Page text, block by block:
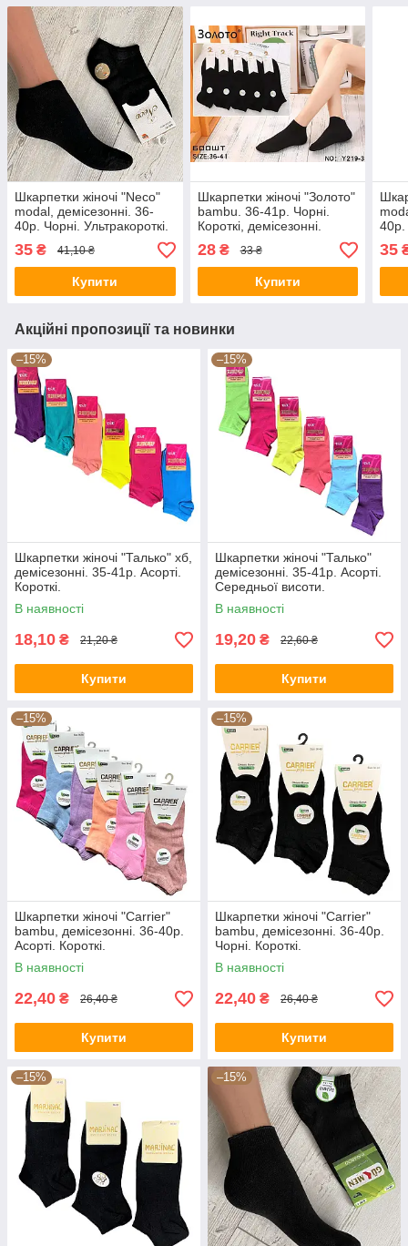
Шкарпетки жіночі "Neco"
modal, демісезонні. 36-
40р. Чорні. Ультракороткі.
35 ₴ 41,10 ₴
Купити
Шкарпетки жіночі "Золото"
bambu. 36-41р. Чорні.
Короткі, демісезонні.
(Y219-3)
28₴ 33 ₴
Купити
40р.
35
Акційні пропозиції та новинки
–15%
Шкарпетки жіночі "Талько" хб,
демісезонні. 35-41р. Асорті.
Короткі.
В наявності
18,10 ₴ 21,20 ₴
Купити
–15%
Шкарпетки жіночі "Талько"
демісезонні. 35-41р. Асорті.
Середньої висоти.
В наявності
19,20 ₴ 22,60 ₴
Купити
–15%
Шкарпетки жіночі "Carrier"
bambu, демісезонні. 36-40р.
Асорті. Короткі.
В наявності
22,40 ₴ 26,40 ₴
Купити
–15%
Шкарпетки жіночі "Carrier"
bambu, демісезонні. 36-40р.
Чорні. Короткі.
В наявності
22,40 ₴ 26,40 ₴
Купити
–15% –15%